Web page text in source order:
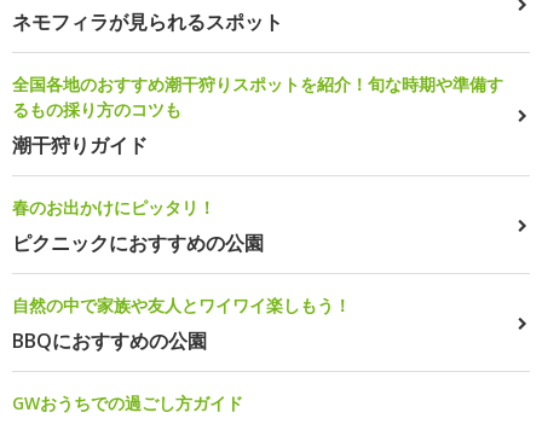
ネモフィラが見られるスポット
全国各地のおすすめ潮干狩りスポットを紹介！旬な時期や準備す
るもの採り方のコツも
潮干狩りガイド
春のお出かけにピッタリ！
ピクニックにおすすめの公園
自然の中で家族や友人とワイワイ楽しもう！
BBQにおすすめの公園
GWおうちでの過ごし方ガイド